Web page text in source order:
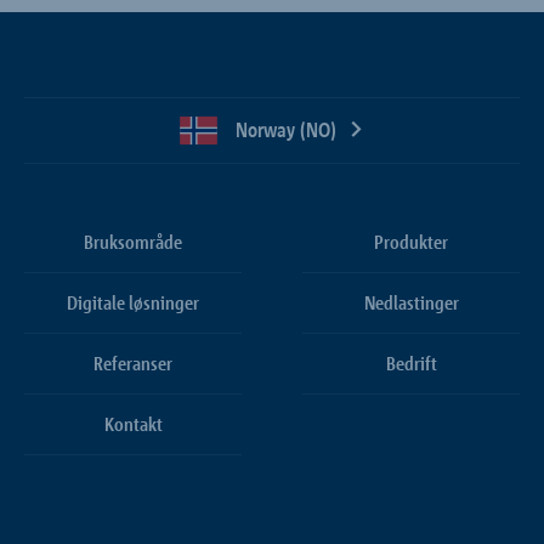
Norway (NO)
Bruksområde Produkter
Digitale løsninger Nedlastinger
Referanser Bedrift
Kontakt